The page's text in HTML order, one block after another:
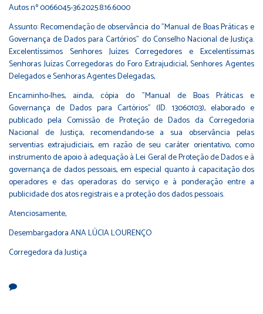
Autos nº 0066045-36.2025.8.16.6000
Assunto: Recomendação de observância do "Manual de Boas Práticas e
Governança de Dados para Cartórios" do Conselho Nacional de Justiça.
Excelentíssimos Senhores Juízes Corregedores e Excelentíssimas
Senhoras Juízas Corregedoras do Foro Extrajudicial, Senhores Agentes
Delegados e Senhoras Agentes Delegadas,
Encaminho-lhes, ainda, cópia do "Manual de Boas Práticas e
Governança de Dados para Cartórios" (ID. 13060103), elaborado e
publicado pela Comissão de Proteção de Dados da Corregedoria
Nacional de Justiça, recomendando-se a sua observância pelas
serventias extrajudiciais, em razão de seu caráter orientativo, como
instrumento de apoio à adequação à Lei Geral de Proteção de Dados e à
governança de dados pessoais, em especial quanto à capacitação dos
operadores e das operadoras do serviço e à ponderação entre a
publicidade dos atos registrais e a proteção dos dados pessoais.
Atenciosamente,
Desembargadora ANA LÚCIA LOURENÇO
Corregedora da Justiça